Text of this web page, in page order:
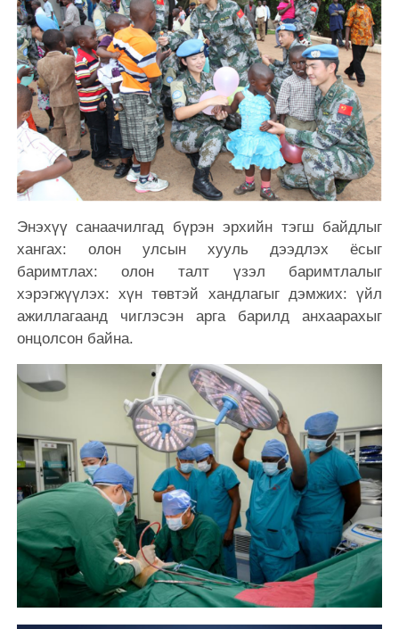
Энэхүү санаачилгад бүрэн эрхийн тэгш байдлыг
хангах: олон улсын хууль дээдлэх ёсыг
баримтлах: олон талт үзэл баримтлалыг
хэрэгжүүлэх: хүн төвтэй хандлагыг дэмжих: үйл
ажиллагаанд чиглэсэн арга барилд анхаарахыг
онцолсон байна.